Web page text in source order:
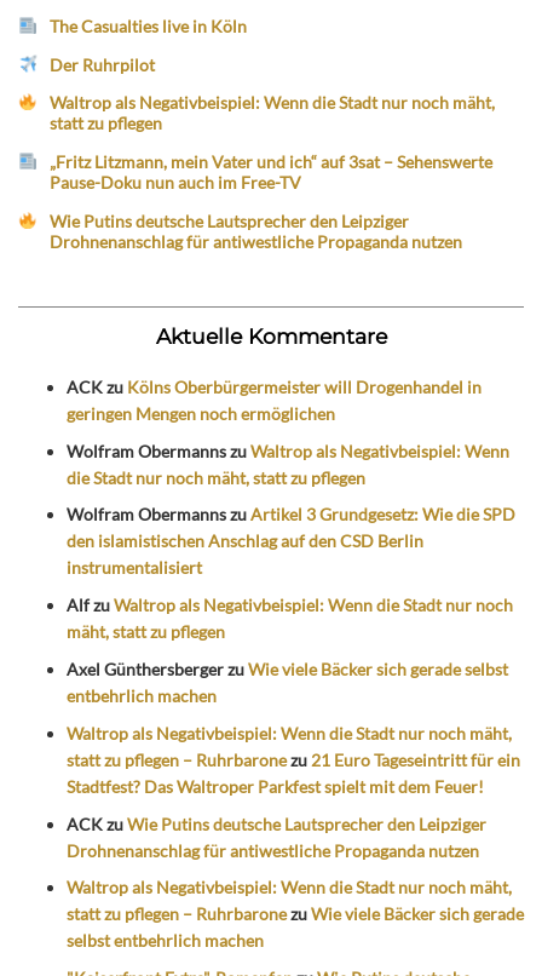
The Casualties live in Köln
Der Ruhrpilot
Waltrop als Negativbeispiel: Wenn die Stadt nur noch mäht,
statt zu pflegen
„Fritz Litzmann, mein Vater und ich“ auf 3sat – Sehenswerte
Pause-Doku nun auch im Free-TV
Wie Putins deutsche Lautsprecher den Leipziger
Drohnenanschlag für antiwestliche Propaganda nutzen
Aktuelle Kommentare
ACKzu Kölns Oberbürgermeister will Drogenhandel in
geringen Mengen noch ermöglichen
Wolfram ObermannszuWaltrop als Negativbeispiel: Wenn
die Stadt nur noch mäht, statt zu pflegen
Wolfram ObermannszuArtikel 3 Grundgesetz: Wie die SPD
den islamistischen Anschlag auf den CSD Berlin
instrumentalisiert
AlfzuWaltrop als Negativbeispiel: Wenn die Stadt nur noch
mäht, statt zu pflegen
Axel GünthersbergerzuWie viele Bäcker sich gerade selbst
entbehrlich machen
Waltrop als Negativbeispiel: Wenn die Stadt nur noch mäht,
statt zu pflegen – Ruhrbaronezu 21 Euro Tageseintritt für ein
Stadtfest? Das Waltroper Parkfest spielt mit dem Feuer!
ACKzuWie Putins deutsche Lautsprecher den Leipziger
Drohnenanschlag für antiwestliche Propaganda nutzen
Waltrop als Negativbeispiel: Wenn die Stadt nur noch mäht,
statt zu pflegen – RuhrbaronezuWie viele Bäcker sich gerade
selbst entbehrlich machen